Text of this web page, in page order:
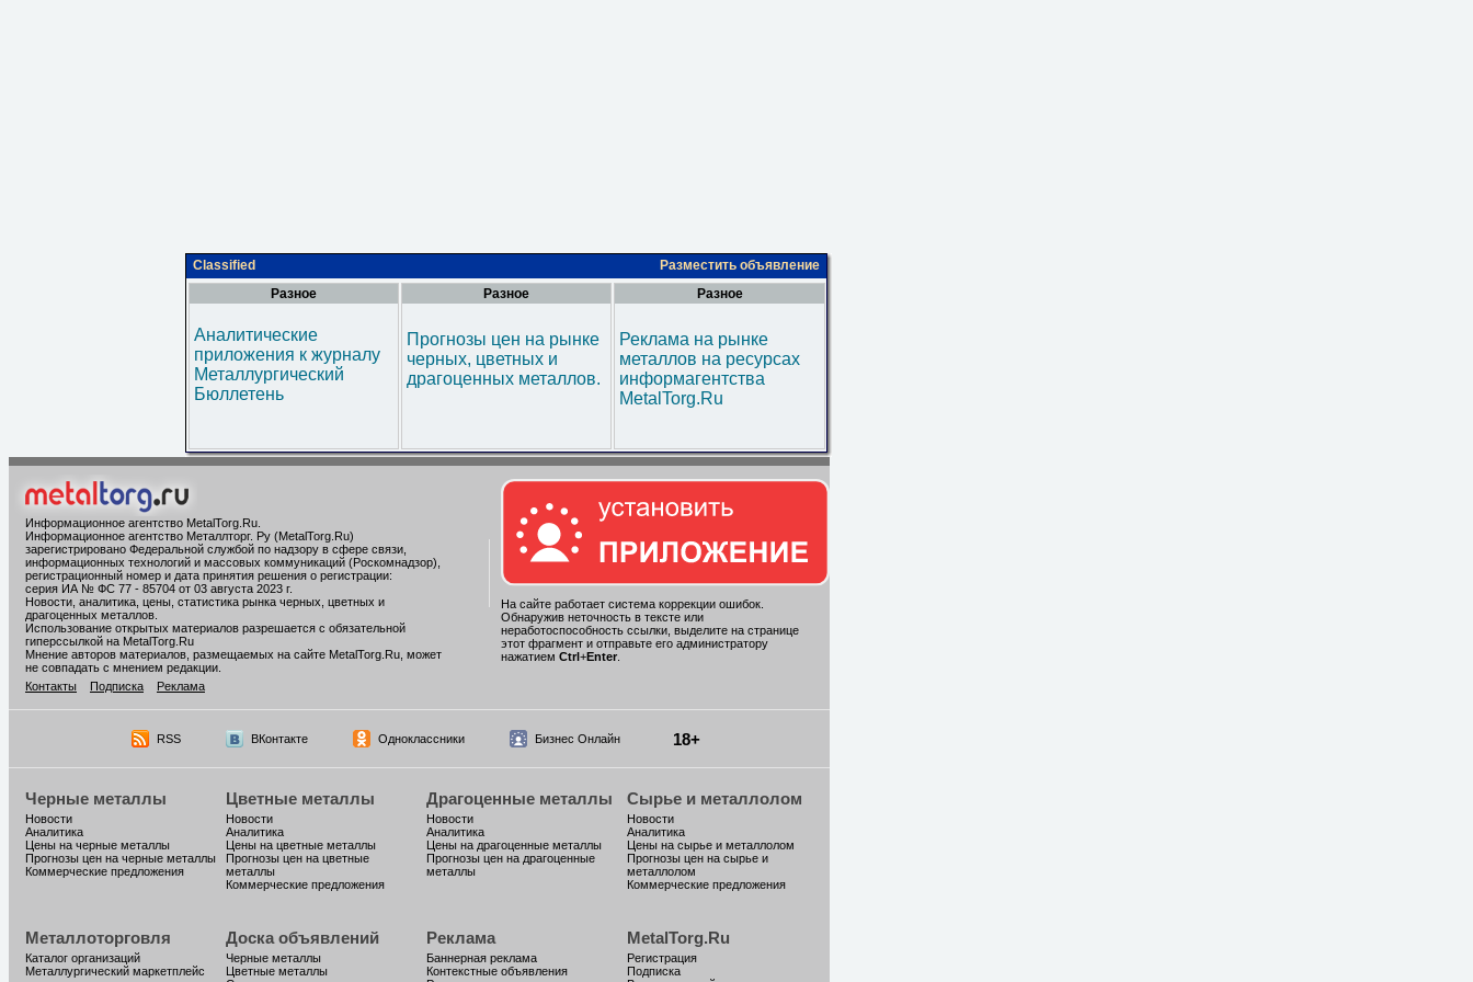
Classified
Разместить объявление
Разное
Аналитические
приложения к журналу
Металлургический
Бюллетень
Разное
Прогнозы цен на рынке
черных, цветных и
драгоценных металлов.
Разное
Реклама на рынке
металлов на ресурсах
информагентства
MetalTorg.Ru
Информационное агентство MetalTorg.Ru
Информационное агентство Металлторг. Ру (MetalTorg.Ru)
зарегистрировано Федеральной службой по надзору в сфере связи,
информационных технологий и массовых коммуникаций (Роскомнадзор),
регистрационный номер и дата принятия решения о регистрации:
серия ИА № ФС 77 - 85704 от 03 августа 2023 г.
Новости, аналитика, цены, статистика рынка черных, цветных и
драгоценных металлов.
Использование открытых материалов разрешается с обязательной
гиперссылкой на MetalTorg.Ru
Мнение авторов материалов, размещаемых на сайте MetalTorg.Ru, может
не совпадать с мнением редакции.
Контакты
Подписка Реклама
На сайте работает система коррекции ошибок.
Обнаружив неточность в тексте или
неработоспособность ссылки, выделите на странице
этот фрагмент и отправьте его администратору
нажатием Ctrl +Enter.
RSS ВКонтакте Одноклассники Бизнес Онлайн 18+
Черные металлы
Новости
Аналитика
Цены на черные металлы
Прогнозы цен на черные металлы
Коммерческие предложения
Цветные металлы
Новости
Аналитика
Цены на цветные металлы
Прогнозы цен на цветные
металлы
Коммерческие предложения
Драгоценные металлы
Новости
Аналитика
Цены на драгоценные металлы
Прогнозы цен на драгоценные
металлы
Сырье и металлолом
Новости
Аналитика
Цены на сырье и металлолом
Прогнозы цен на сырье и
металлолом
Коммерческие предложения
Металлоторговля
Каталог организаций
Металлургический маркетплейс
Доска объявлений
Черные металлы
Цветные металлы
Реклама
Баннерная реклама
Контекстные объявления
MetalTorg.Ru
Регистрация
Подписка